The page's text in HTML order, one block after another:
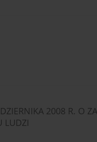
2008 R. O
LUDZI